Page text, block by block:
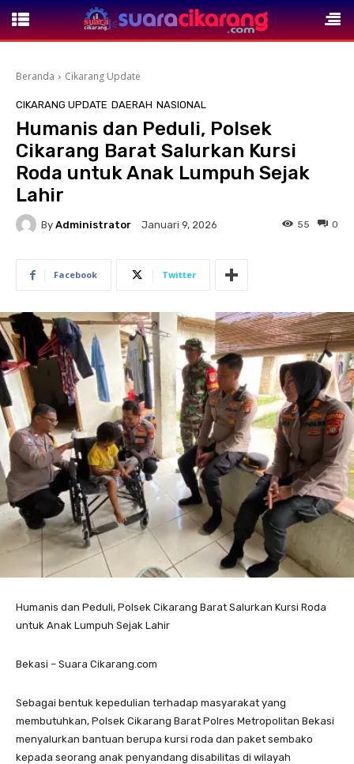
Beranda Cikarang Update
CIKARANG UPDATE DAERAH NASIONAL
Humanis dan Peduli, Polsek
Cikarang Barat Salurkan Kursi
Roda untuk Anak Lumpuh Sejak
Lahir
By Administrator Januari 9, 2026 0
55
Facebook Twitter
Humanis dan Peduli, Polsek Cikarang Barat Salurkan Kursi Roda
untuk Anak Lumpuh Sejak Lahir
Bekasi – Suara Cikarang.com
Sebagai bentuk kepedulian terhadap masyarakat yang
membutuhkan, Polsek Cikarang Barat Polres Metropolitan Bekasi
menyalurkan bantuan berupa kursi roda dan paket sembako
kepada seorang anak penyandang disabilitas di wilayah